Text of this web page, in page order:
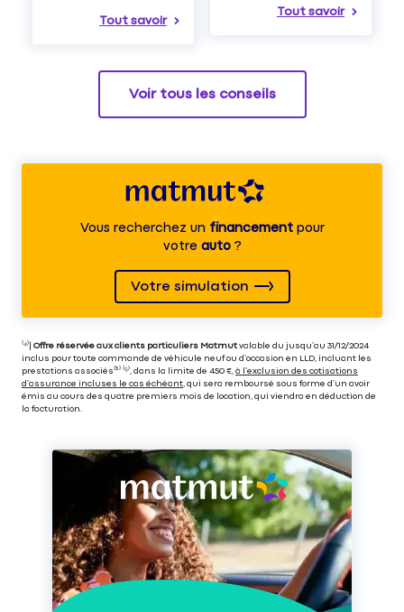
Tout savoir
Tout savoir
Voir tous les conseils
Vous recherchez unfinancementpour
votre auto?
Votre simulation
⁽⁴⁾| Offre réservée aux clients particuliers Matmut valable du jusqu’au 31/12/2024
inclus pour toute commande de véhicule neuf ou d’occasion en LLD, incluant les
prestations associés⁽³⁾ ⁽⁵⁾, dans la limite de 450 €, à l’exclusion des cotisations
d’assurance incluses le cas échéant, qui sera remboursé sous forme d’un avoir
émis au cours des quatre premiers mois de location, qui viendra en déduction de
la facturation.